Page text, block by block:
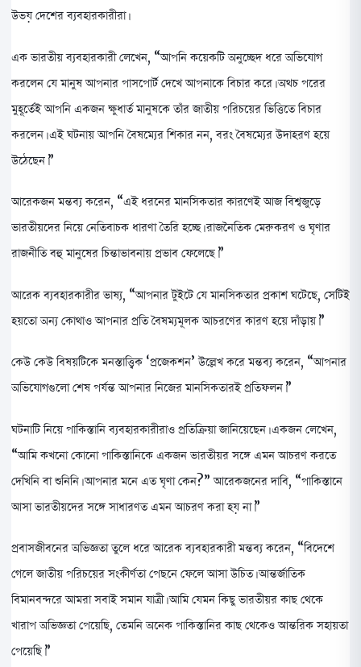
উভয় দেশের ব্যবহারকারীরা।
এক ভারতীয় ব্যবহারকারী লেখেন, “আপনি কয়েকটি অনুচ্ছেদ ধরে অভিযোগ
করলেন যে মানুষ আপনার পাসপোর্ট দেখে আপনাকে বিচার করে। অথচ পরের
মুহূর্তেই আপনি একজন ক্ষুধার্ত মানুষকে তাঁর জাতীয় পরিচয়ের ভিত্তিতে বিচার
করলেন। এই ঘটনায় আপনি বৈষম্যের শিকার নন, বরং বৈষম্যের উদাহরণ হয়ে
উঠেছেন।”
আরেকজন মন্তব্য করেন, “এই ধরনের মানসিকতার কারণেই আজ বিশ্বজুড়ে
ভারতীয়দের নিয়ে নেতিবাচক ধারণা তৈরি হচ্ছে। রাজনৈতিক মেরুকরণ ও ঘৃণার
রাজনীতি বহু মানুষের চিন্তাভাবনায় প্রভাব ফেলেছে।”
আরেক ব্যবহারকারীর ভাষ্য, “আপনার টুইটে যে মানসিকতার প্রকাশ ঘটেছে, সেটিই
হয়তো অন্য কোথাও আপনার প্রতি বৈষম্যমূলক আচরণের কারণ হয়ে দাঁড়ায়।”
কেউ কেউ বিষয়টিকে মনস্তাত্ত্বিক ‘প্রজেকশন’ উল্লেখ করে মন্তব্য করেন, “আপনার
অভিযোগগুলো শেষ পর্যন্ত আপনার নিজের মানসিকতারই প্রতিফলন।”
ঘটনাটি নিয়ে পাকিস্তানি ব্যবহারকারীরাও প্রতিক্রিয়া জানিয়েছেন। একজন লেখেন,
“আমি কখনো কোনো পাকিস্তানিকে একজন ভারতীয়র সঙ্গে এমন আচরণ করতে
দেখিনি বা শুনিনি। আপনার মনে এত ঘৃণা কেন?” আরেকজনের দাবি, “পাকিস্তানে
আসা ভারতীয়দের সঙ্গে সাধারণত এমন আচরণ করা হয় না।”
প্রবাসজীবনের অভিজ্ঞতা তুলে ধরে আরেক ব্যবহারকারী মন্তব্য করেন, “বিদেশে
গেলে জাতীয় পরিচয়ের সংকীর্ণতা পেছনে ফেলে আসা উচিত। আন্তর্জাতিক
বিমানবন্দরে আমরা সবাই সমান যাত্রী। আমি যেমন কিছু ভারতীয়র কাছ থেকে
খারাপ অভিজ্ঞতা পেয়েছি, তেমনি অনেক পাকিস্তানির কাছ থেকেও আন্তরিক সহায়তা
পেয়েছি।”